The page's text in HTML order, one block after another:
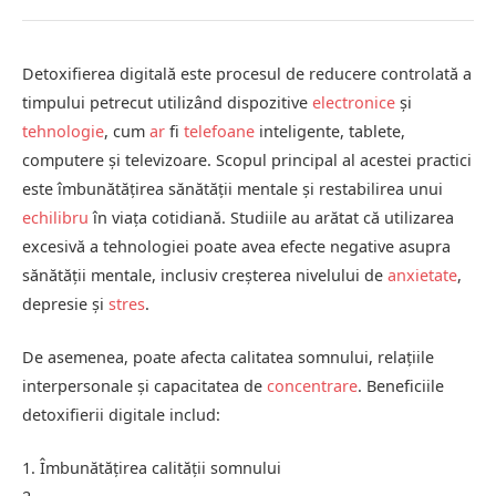
Detoxifierea digitală este procesul de reducere controlată a
timpului petrecut utilizând dispozitive electronice și
tehnologie, cum ar fi telefoane inteligente, tablete,
computere și televizoare. Scopul principal al acestei practici
este îmbunătățirea sănătății mentale și restabilirea unui
echilibru în viața cotidiană. Studiile au arătat că utilizarea
excesivă a tehnologiei poate avea efecte negative asupra
sănătății mentale, inclusiv creșterea nivelului de anxietate,
depresie și stres.
De asemenea, poate afecta calitatea somnului, relațiile
interpersonale și capacitatea de concentrare. Beneficiile
detoxifierii digitale includ:
1. Îmbunătățirea calității somnului